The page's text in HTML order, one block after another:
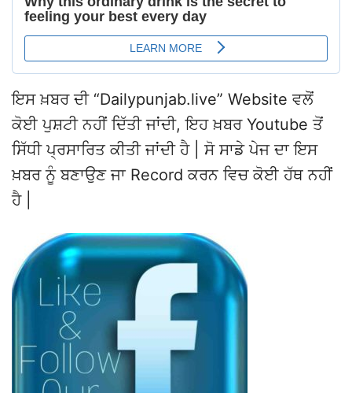
ਇਸ ਖ਼ਬਰ ਦੀ “Dailypunjab.live” Website ਵਲੋਂ
ਕੋਈ ਪੁਸ਼ਟੀ ਨਹੀਂ ਦਿੱਤੀ ਜਾਂਦੀ, ਇਹ ਖ਼ਬਰ Youtube ਤੋਂ
ਸਿੱਧੀ ਪ੍ਰਸਾਰਿਤ ਕੀਤੀ ਜਾਂਦੀ ਹੈ | ਸੋ ਸਾਡੇ ਪੇਜ ਦਾ ਇਸ
ਖ਼ਬਰ ਨੂੰ ਬਣਾਉਣ ਜਾ Record ਕਰਨ ਵਿਚ ਕੋਈ ਹੱਥ ਨਹੀਂ
ਹੈ |